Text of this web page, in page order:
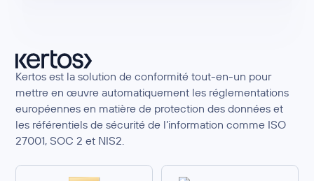
Kertos est la solution de conformité tout-en-un pour
mettre en œuvre automatiquement les réglementations
européennes en matière de protection des données et
les référentiels de sécurité de l’information comme ISO
27001, SOC 2 et NIS2.